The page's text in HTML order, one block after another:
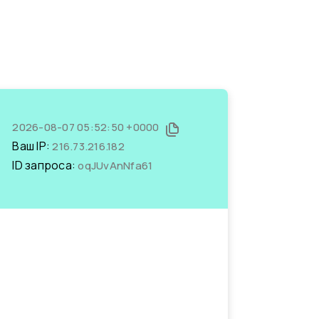
2026-08-07 05:52:50 +0000
Ваш IP:216.73.216.182
ID запроса:oqJUvAnNfa61